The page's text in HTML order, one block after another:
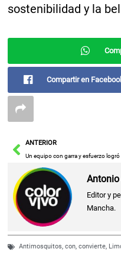
sostenibilidad y la
Compartir en
AntANTERIOR
Antonio
Editor y
Mancha.
Antimosquitos,con,convierte,